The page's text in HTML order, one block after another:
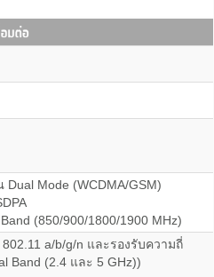
Mode (WCDMA/GSM)
(850/900/1800/1900 MHz)
802.11 a/b/g/n และรองรับความถี่
Band (2.4 และ 5 GHz))